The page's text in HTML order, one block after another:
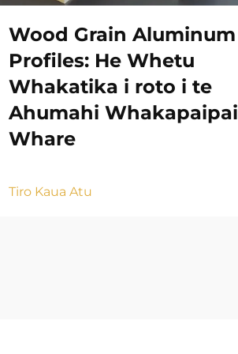
Wood Grain Aluminum
Profiles: He Whetu
Whakatika i roto i te
Ahumahi Whakapaipai
Whare
Tiro Kaua Atu